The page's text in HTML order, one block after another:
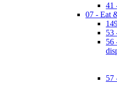
41
07 - Eat
53
56
57